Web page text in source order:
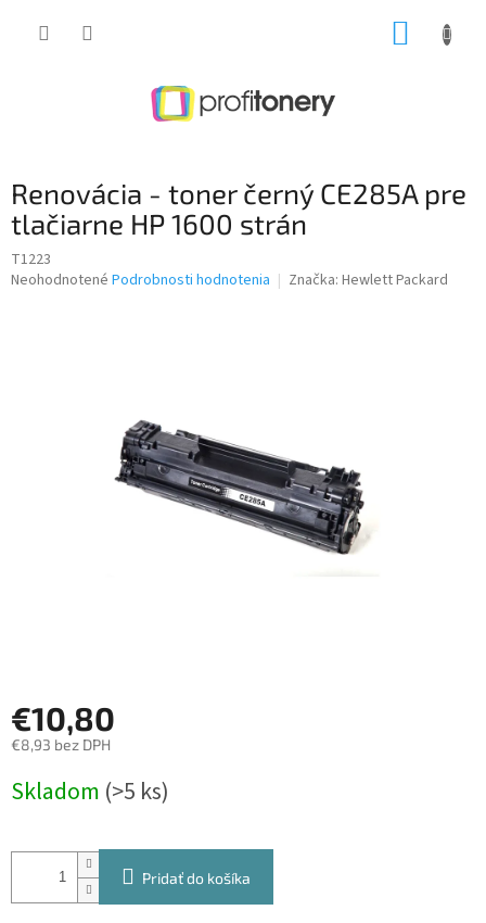
Renovácia - toner černý CE285A pre
tlačiarne HP 1600 strán
T1223
Priemerné
Neohodnotené Podrobnosti hodnotenia Značka: Hewlett Packard
€10,80
€8,93 bez DPH
cena:
Skladom (>5 ks)
Pridať do košíka